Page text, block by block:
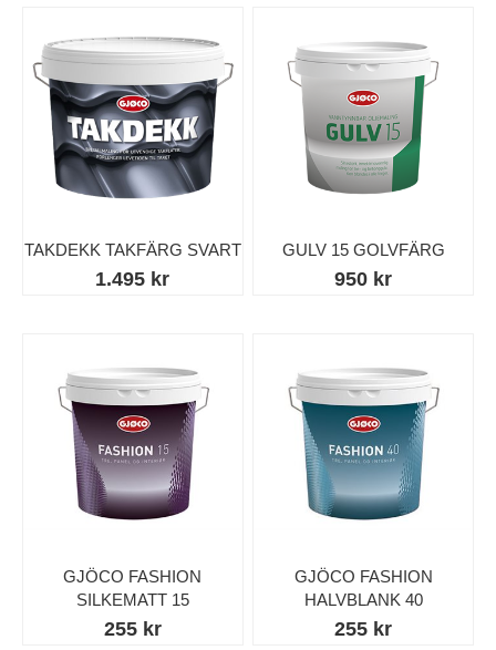
TAKDEKK TAKFÄRG SVART
1.495 kr
GULV 15 GOLVFÄRG
950 kr
GJÖCO FASHION
SILKEMATT 15
255 kr
GJÖCO FASHION
HALVBLANK 40
255 kr